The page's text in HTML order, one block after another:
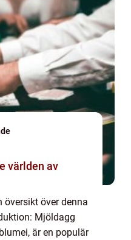
världen av
översikt över denna
Mjöldagg
är en populär